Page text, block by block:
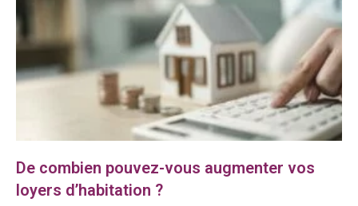
De combien pouvez-vous augmenter vos
loyers d’habitation ?